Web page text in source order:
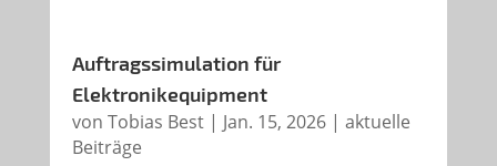
Auftragssimulation für
Elektronikequipment
von Tobias Best| Jan. 15, 2026| aktuelle
Beiträge